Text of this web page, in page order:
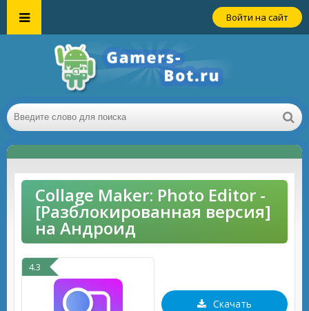
Войти на сайт
Collage Maker: Photo Editor -
[Разблокированная версия]
на Андроид
4.3
Скачать